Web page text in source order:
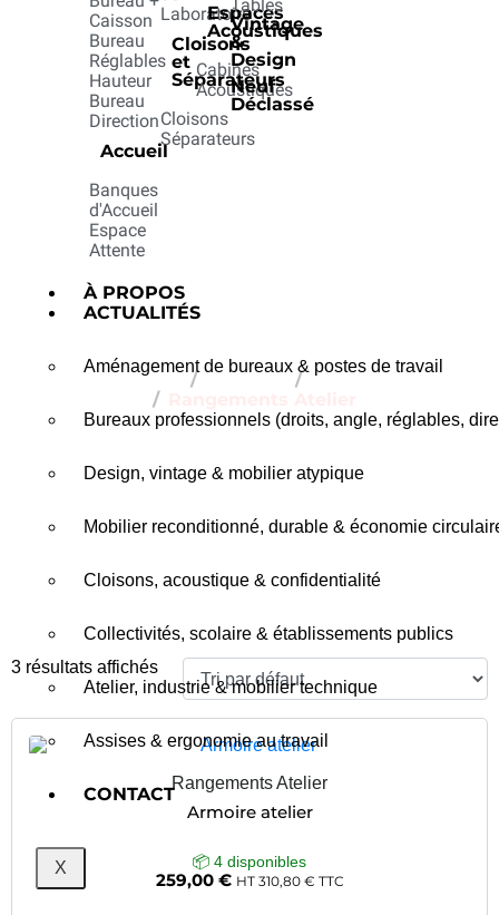
Caisson
Bureau
Réglables
Hauteur
Bureau
Direction
Accueil
Banques
d'Accueil
Espace
Attente
Laboratoire
Cloisons
et
Séparateurs
Cloisons
Séparateurs
Espaces
Acoustiques
Cabines
Acoustiques
Tables
Vintage
&
Design
Neuf
Déclassé
À PROPOS
ACTUALITÉS
Aménagement de bureaux & postes de travail
Bureaux professionnels (droits, angle, réglables,
Design, vintage & mobilier atypique
Mobilier reconditionné, durable & économie
Cloisons, acoustique & confidentialité
Collectivités, scolaire & établissements publics
Atelier, industrie & mobilier technique
Assises & ergonomie au travail
CONTACT
X
Atelier
Home Produits
Atelier
3 résultats affichés
Rangements Atelier
Armoire atelier
📦 4 disponibles
259,00 € HT 310,80 € TTC